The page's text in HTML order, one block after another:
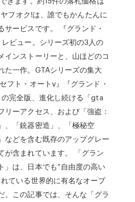
フオク!は、誰でもかんたんに
サービスです。 『グランド・
ビュー。シリーズ初の3人の
インストーリーと、山ほどのコ
た一作。GTAシリーズの集大
フト・オートv』『グランド・
完全版、進化し続ける「gta
リーアクセス、および「強盗：
、「銃器密造」、「極秘空
などを含む既存のアップグレー
が含まれています。 「グラン
」は、日本でも”自由度の高い
ている世界的に有名なオープ
。この記事では、そんな「グラ